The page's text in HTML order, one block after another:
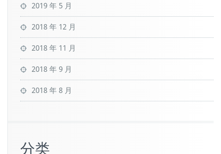
2019 年 5 月
2018 年 12 月
2018 年 11 月
2018 年 9 月
2018 年 8 月
分类